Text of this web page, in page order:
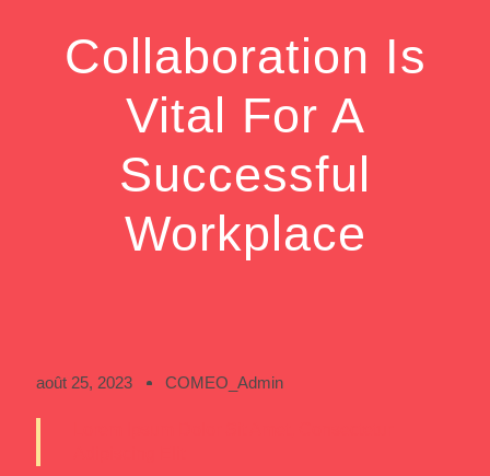
Collaboration Is
Vital For A
Successful
Workplace
août 25, 2023 COMEO_Admin